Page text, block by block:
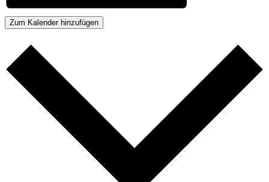
Zum Kalender hinzufügen